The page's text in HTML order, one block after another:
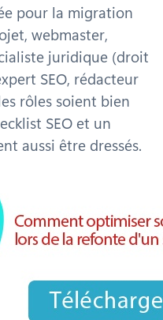
pour la migration
webmaster,
juridique (droit
SEO, rédacteur
rôles soient bien
SEO et un
aussi être dressés.